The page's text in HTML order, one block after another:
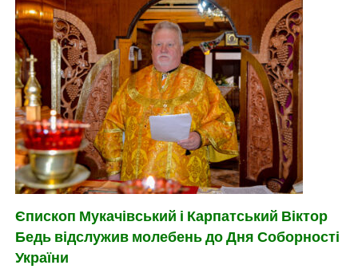
Єпископ Мукачівський і Карпатський Віктор
Бедь відслужив молебень до Дня Соборності
України